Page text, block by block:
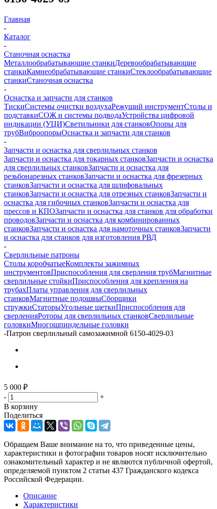
Главная
-
Каталог
-
Станочная оснастка
Металлообрабатывающие станкиДеревообрабатывающие
станкиКамнеобрабатывающие станкиСтеклообрабатывающие
станкиСтаночная оснастка
-
Оснастка и запчасти для станков
ТискиСистемы очистки воздухаРежущий инструментСтолы и
подставкиСОЖ и системы подводаУстройства цифровой
индикации (УЦИ)Светильники для станковОпоры для
трубВиброопорыОснастка и запчасти для станков
-
Запчасти и оснастка для сверлильных станков
Запчасти и оснастка для токарных станковЗапчасти и оснастка
для сверлильных станковЗапчасти и оснастка для
резьбонарезных станковЗапчасти и оснастка для фрезерных
станковЗапчасти и оснастка для шлифовальных
станковЗапчасти и оснастка для отрезных станковЗапчасти и
оснастка для гибочных станковЗапчасти и оснастка для
прессов и КПОЗапчасти и оснастка для станков для обработки
проводовЗапчасти и оснастка для комбинированных
станковЗапчасти и оснастка для намоточных станковЗапчасти
и оснастка для станков для изготовления РВД
-
Сверлильные патроны
Столы коробчатыеКомплекты зажимных
инструментовПриспособления для сверления трубМагнитные
сверлильные стойкиПриспособления для крепления на
трубахПлаты управления для сверлильных
станковМагнитные подошвыСборщики
стружкиСтаторыУгольные щеткиПриспособления для
сверленияРоторы для сверлильных станковСверлильные
головкиМногошпиндельные головки
-Патрон сверлильный самозажимной 6150-4029-03
5 000 ₽
-
+
В корзину
Поделиться
Обращаем Ваше внимание на то, что приведенные цены,
характеристики и фотографии товаров носят исключительно
ознакомительный характер и не являются публичной офертой,
определяемой пунктом 2 статьи 437 Гражданского кодекса
Российской Федерации.
Описание
Характеристики